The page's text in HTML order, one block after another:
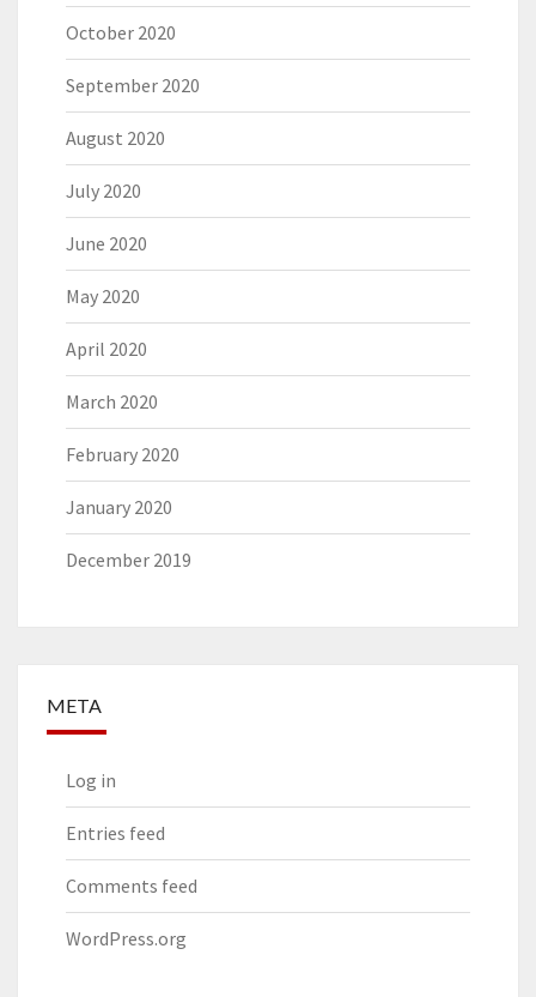
October 2020
September 2020
August 2020
July 2020
June 2020
May 2020
April 2020
March 2020
February 2020
January 2020
December 2019
META
Log in
Entries feed
Comments feed
WordPress.org